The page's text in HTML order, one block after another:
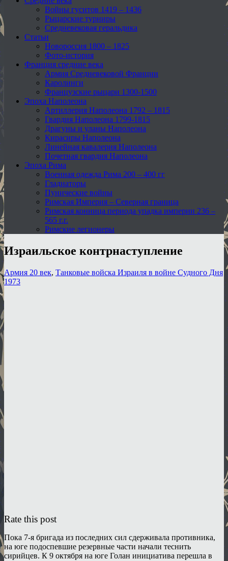
Войны гуситов 1419 – 1436
Рыцарские турниры
Средневековая геральдика
Статьи
Новороссия 1800 – 1825
Фото-история
Франция средние века
Армия Средневековой Франции
Каролинги
Французские рыцари 1300-1500
Эпоха Наполеона
Артиллерия Наполеона 1792 – 1815
Гвардия Наполеона 1799-1815
Драгуны и уланы Наполеона
Кирасиры Наполеона
Линейная кавалерия Наполеона
Почетная гвардия Наполеона
Эпоха Рима
Военная одежда Рима 200 – 400 гг
Гладиаторы
Пунические войны
Римская Империя – Северная граница
Римская конница периода упадка империи 236 –
565 г.г.
Римские легионеры
Израильское контрнаступление
Армия 20 век, Танковые войска Израиля в войне Судного Дня
1973
Rate this post
Пока 7-я бригада из последних сил сдерживала противника,
на юге подоспевшие резервные части начали теснить
сирийцев. К 9 октября на юге Голан инициатива перешла в